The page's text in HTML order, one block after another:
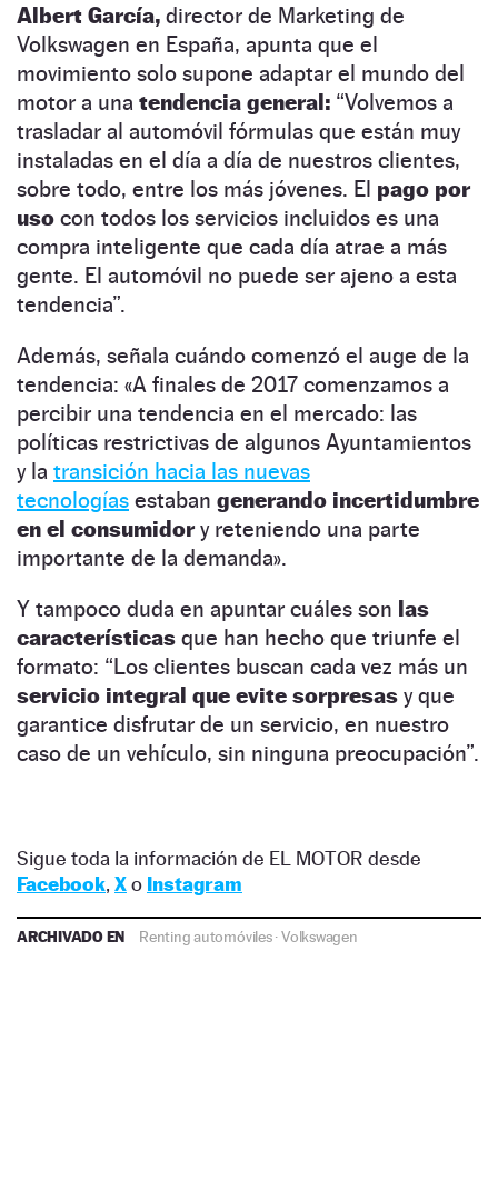
Albert García, director de Marketing de
Volkswagen en España, apunta que el
movimiento solo supone adaptar el mundo del
motor a una tendencia general: “Volvemos a
trasladar al automóvil fórmulas que están muy
instaladas en el día a día de nuestros clientes,
sobre todo, entre los más jóvenes. El pago por
uso con todos los servicios incluidos es una
compra inteligente que cada día atrae a más
gente. El automóvil no puede ser ajeno a esta
tendencia”.
Además, señala cuándo comenzó el auge de la
tendencia: «A finales de 2017 comenzamos a
percibir una tendencia en el mercado: las
políticas restrictivas de algunos Ayuntamientos
y la transición hacia las nuevas
tecnologías estaban generando incertidumbre
en el consumidory reteniendo una parte
importante de la demanda».
Y tampoco duda en apuntar cuáles son las
características que han hecho que triunfe el
formato: “Los clientes buscan cada vez más un
servicio integral que evite sorpresas y que
garantice disfrutar de un servicio, en nuestro
caso de un vehículo, sin ninguna preocupación”.
Sigue toda la información de EL MOTOR desde
Facebook, Xo Instagram
ARCHIVADO EN Renting automóviles·Volkswagen